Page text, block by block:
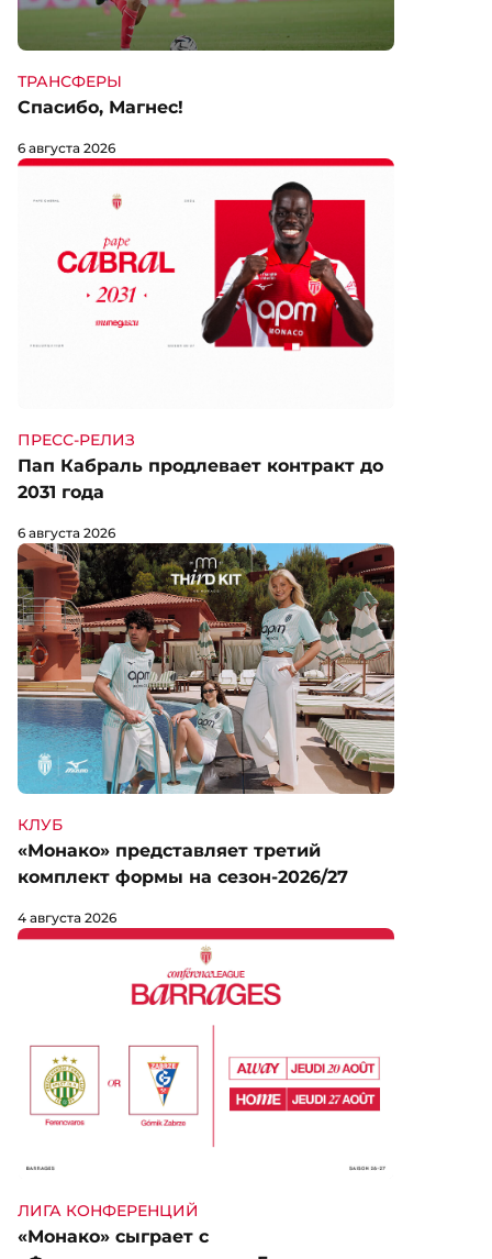
ТРАНСФЕРЫ
Спасибо, Магнес!
6 августа 2026
ПРЕСС-РЕЛИЗ
Пап Кабраль продлевает контракт до
2031 года
6 августа 2026
КЛУБ
«Монако» представляет третий
комплект формы на сезон-2026/27
4 августа 2026
ЛИГА КОНФЕРЕНЦИЙ
«Монако» сыграет с